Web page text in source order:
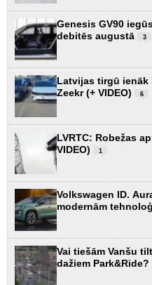
Genesis GV90
debitēs augustā
3
Latvijas tirgū ienāk
Zeekr (+ VIDEO)
6
LVRTC: Robežas
VIDEO)
1
Volkswagen ID.
modernām
Vai tiešām Vanšu
dažiem Park&Ride?